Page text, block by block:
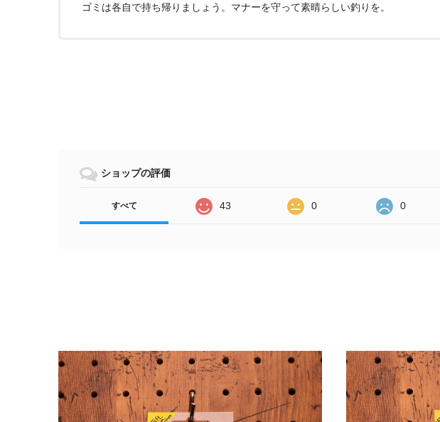
ゴミは各自で持ち帰りましょう。マナーを守って素晴らしい釣りを。
ショップの評価
すべて 43 0 0